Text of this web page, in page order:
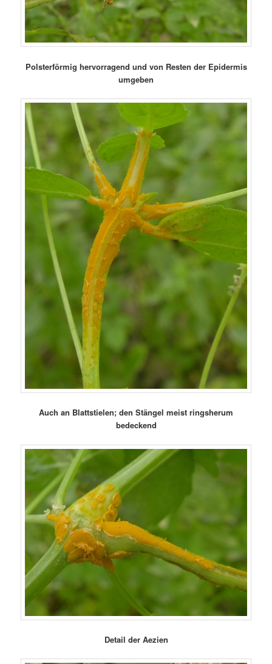
Polsterförmig hervorragend und von Resten der Epidermis
umgeben
Auch an Blattstielen; den Stängel meist ringsherum
bedeckend
Detail der Aezien